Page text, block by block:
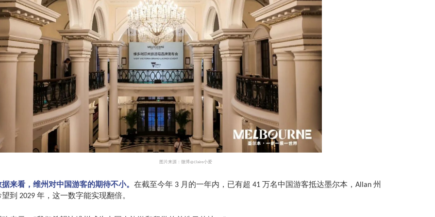
图片来源：微博@Claire小爱
来看，维州对中国游客的期待不小。 在截至今年3 月的一年内，已有超 41 万名中国游客抵达墨尔本， Allan 州
到 2029 年，这一数字能实现翻倍。